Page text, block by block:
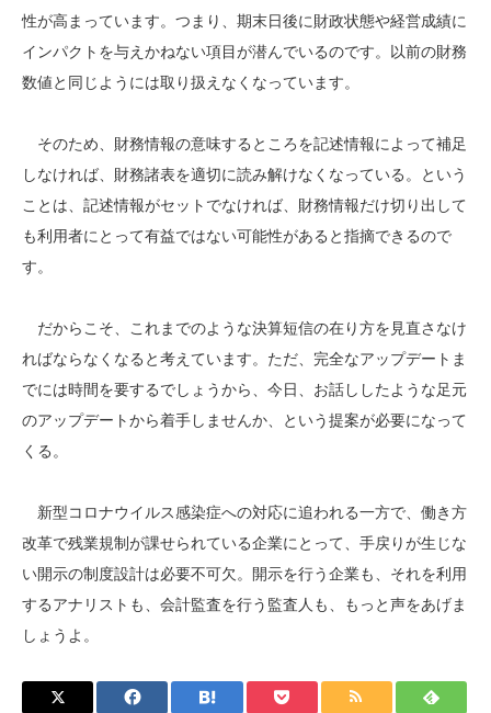
性が高まっています。つまり、期末日後に財政状態や経営成績に
インパクトを与えかねない項目が潜んでいるのです。以前の財務
数値と同じようには取り扱えなくなっています。
そのため、財務情報の意味するところを記述情報によって補足
しなければ、財務諸表を適切に読み解けなくなっている。という
ことは、記述情報がセットでなければ、財務情報だけ切り出して
も利用者にとって有益ではない可能性があると指摘できるので
す。
だからこそ、これまでのような決算短信の在り方を見直さなけ
ればならなくなると考えています。ただ、完全なアップデートま
でには時間を要するでしょうから、今日、お話ししたような足元
のアップデートから着手しませんか、という提案が必要になって
くる。
新型コロナウイルス感染症への対応に追われる一方で、働き方
改革で残業規制が課せられている企業にとって、手戻りが生じな
い開示の制度設計は必要不可欠。開示を行う企業も、それを利用
するアナリストも、会計監査を行う監査人も、もっと声をあげま
しょうよ。